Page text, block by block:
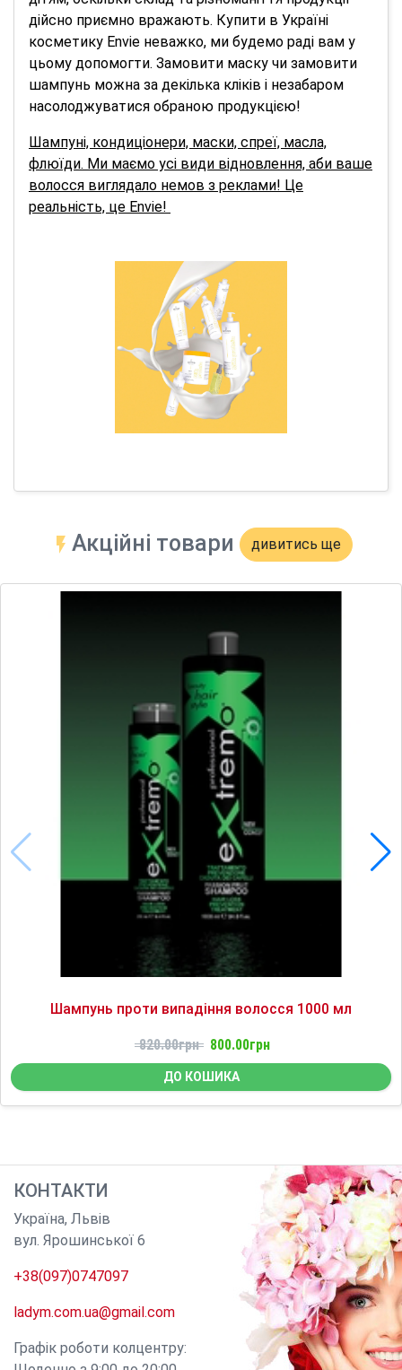
дійсно приємно вражають. Купити в Україні
косметику Envie неважко, ми будемо раді вам у
цьому допомогти. Замовити маску чи замовити
шампунь можна за декілька кліків і незабаром
насолоджуватися обраною продукцією!
Шампуні, кондиціонери, маски, спреї, масла,
флюїди. Ми маємо усі види відновлення, аби ваше
волосся виглядало немов з реклами! Це
реальність, це Envie!
Акційні товари дивитись ще
Шампунь проти випадіння волосся 1000 мл
820.00грн 800.00грн
ДО КОШИКА
КОНТАКТИ
Україна, Львів
вул. Ярошинської 6
+38(097)0747097
ladym.com.ua@gmail.com
Графік роботи колцентру: